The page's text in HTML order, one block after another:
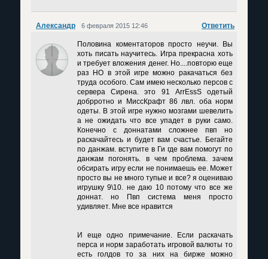
Александр Ответить
6 февраля 2015 12:46
Половина коментаторов просто неучи. Вы
хоть писать научитесь. Игра прекрасна хоть
и требует вложения денег. Но....повторю еще
раз НО в этой игре можно ракачаться без
труда особого. Сам имею несколько персов с
сервера Сирена. это 91 АrrEssS одетый
добрротно и МиссКрафт 86 лвл. оба норм
одеты. В этой игре нужно мозгами шевелить
а не ожидать что все упадет в руки само.
Конечно с доннатами сложнее пвп но
раскачайтесь и будет вам счастье. Бегайте
по данжам. вступите в Ги где вам помогут по
данжам погонять. в чем проблема. зачем
обсирать игру если не понимаешь ее. Может
просто вы не много тупые и все? я оцениваю
игрушку 9\10. не даю 10 потому что все же
доннат. но Пвп система меня просто
удивляет. Мне все нравится
И еще одно примечание. Если раскачать
перса и норм заработать игровой валюты то
есть голдов то за них на бирже можно